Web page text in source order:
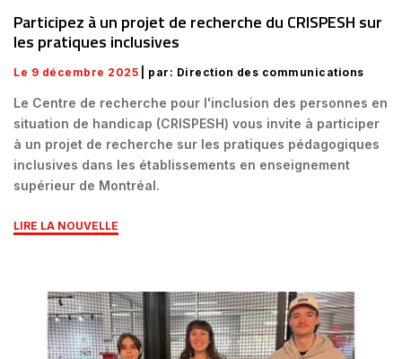
Participez à un projet de recherche du CRISPESH sur
les pratiques inclusives
Le 9 décembre 2025 | par: Direction des communications
Le Centre de recherche pour l'inclusion des personnes en
situation de handicap (CRISPESH) vous invite à participer
à un projet de recherche sur les pratiques pédagogiques
inclusives dans les établissements en enseignement
supérieur de Montréal.
LIRE LA NOUVELLE